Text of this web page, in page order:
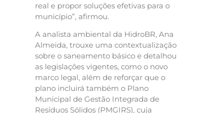
real e propor soluções efetivas para o
município”, afirmou.
A analista ambiental da HidroBR, Ana
Almeida, trouxe uma contextualização
sobre o saneamento básico e detalhou
as legislações vigentes, como o novo
marco legal, além de reforçar que o
plano incluirá também o Plano
Municipal de Gestão Integrada de
Resíduos Sólidos (PMGIRS), cuja